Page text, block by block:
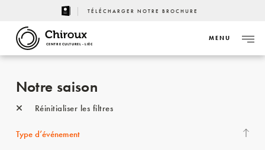
TÉLÉCHARGER NOTRE BROCHURE
CENTRE CULTUREL - LIÈGE
MENU
Notre saison
Réinitialiser les filtres
Type d’événement